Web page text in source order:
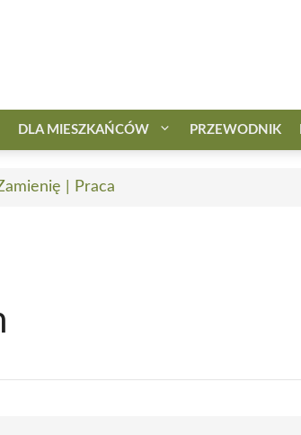
DLA MIESZKAŃCÓW PRZEWODNIK
| Praca